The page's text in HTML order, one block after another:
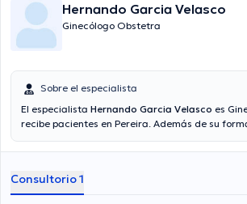
Hernando Garcia Velasco
Ginecólogo Obstetra
Sobre el especialista
El especialista Hernando Garcia Velasco es
recibe pacientes en Pereira. Además de su
especialidad. El médico tiene varios años de
miembro de diversas asociaciones médicas.
Velasco ha contribuido en diversas conferencias
Consultorio 1